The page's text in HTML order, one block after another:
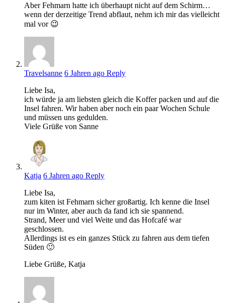
Aber Fehmarn hatte ich überhaupt nicht auf dem Schirm…
wenn der derzeitige Trend abflaut, nehm ich mir das vielleicht
mal vor 😉
Travelsanne 6 Jahren ago Reply
Liebe Isa,
ich würde ja am liebsten gleich die Koffer packen und auf die
Insel fahren. Wir haben aber noch ein paar Wochen Schule
und müssen uns gedulden.
Viele Grüße von Sanne
Katja 6 Jahren ago Reply
Liebe Isa,
zum kiten ist Fehmarn sicher großartig. Ich kenne die Insel
nur im Winter, aber auch da fand ich sie spannend.
Strand, Meer und viel Weite und das Hofcafé war
geschlossen.
Allerdings ist es ein ganzes Stück zu fahren aus dem tiefen
Süden 🙂
Liebe Grüße, Katja